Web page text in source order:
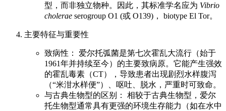
型，而非独立物种。因此，其标准学名应为 Vibrio
cholerae serogroup O1 (或 O139)， biotype El Tor。
主要特征与重要性
致病性： 爱尔托弧菌是第七次霍乱大流行（始于
1961年并持续至今）的主要致病原。它能产生强效
的霍乱毒素（CT），导致患者出现剧烈水样腹泻
（“米泔水样便”）、呕吐、脱水，严重时可致命。
与古典生物型的区别： 相较于古典生物型，爱尔
托生物型通常具有更强的环境生存能力（如在水中